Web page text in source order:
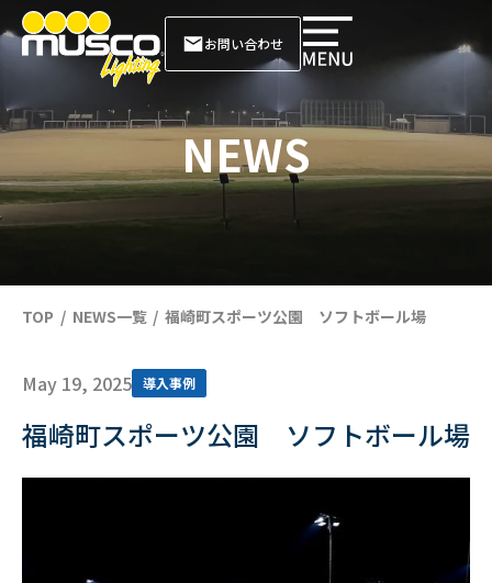
お問い合わせ
NEWS
TOP NEWS一覧 福崎町スポーツ公園 ソフトボール場
May 19, 2025 導入事例
福崎町スポーツ公園 ソフトボール場